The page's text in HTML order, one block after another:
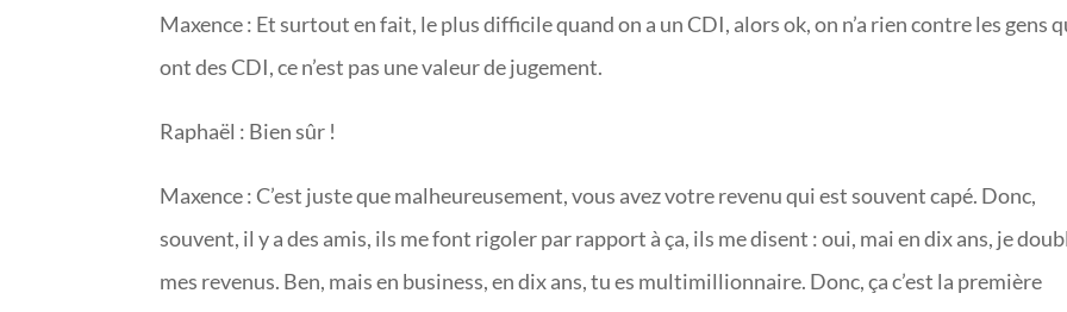
Maxence : Et surtout en fait, le plus difficile quand on a un CDI, alors ok, on n’a rien contre les gens
ont des CDI, ce n’est pas une valeur de jugement.
Raphaël : Bien sûr !
Maxence : C’est juste que malheureusement, vous avez votre revenu qui est souvent capé. Donc,
souvent, il y a des amis, ils me font rigoler par rapport à ça, ils me disent : oui, mai en dix ans, je
mes revenus. Ben, mais en business, en dix ans, tu es multimillionnaire. Donc, ça c’est la première